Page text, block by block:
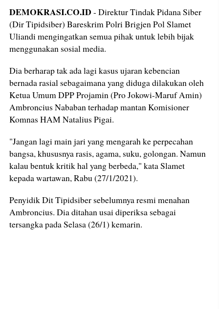
DEMOKRASI.CO.ID - Direktur Tindak Pidana Siber
(Dir Tipidsiber) Bareskrim Polri Brigjen Pol Slamet
Uliandi mengingatkan semua pihak untuk lebih bijak
menggunakan sosial media.
Dia berharap tak ada lagi kasus ujaran kebencian
bernada rasial sebagaimana yang diduga dilakukan oleh
Ketua Umum DPP Projamin (Pro Jokowi-Maruf Amin)
Ambroncius Nababan terhadap mantan Komisioner
Komnas HAM Natalius Pigai.
"Jangan lagi main jari yang mengarah ke perpecahan
bangsa, khususnya rasis, agama, suku, golongan. Namun
kalau bentuk kritik hal yang berbeda," kata Slamet
kepada wartawan, Rabu (27/1/2021).
Penyidik Dit Tipidsiber sebelumnya resmi menahan
Ambroncius. Dia ditahan usai diperiksa sebagai
tersangka pada Selasa (26/1) kemarin.